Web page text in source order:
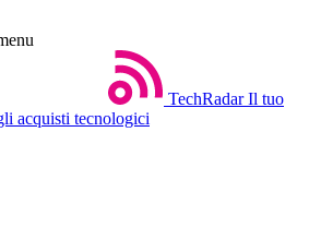
TechRadar Il tuo
acquisti tecnologici